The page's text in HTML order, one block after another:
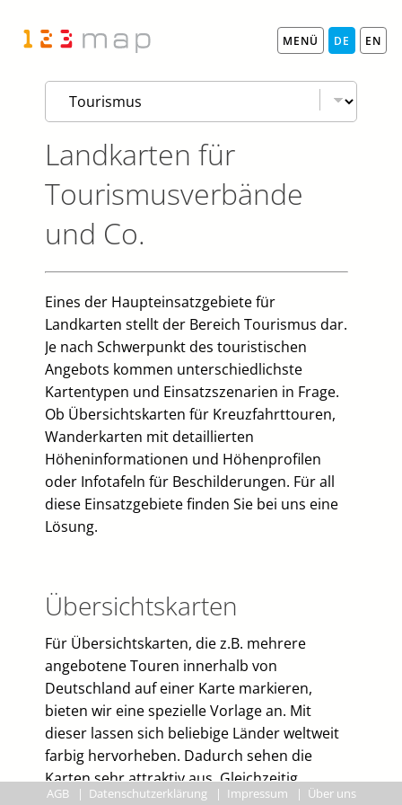
MENÜ DE EN
Landkarten für
Tourismusverbände
und Co.
Eines der Haupteinsatzgebiete für
Landkarten stellt der Bereich Tourismus dar.
Je nach Schwerpunkt des touristischen
Angebots kommen unterschiedlichste
Kartentypen und Einsatzszenarien in Frage.
Ob Übersichtskarten für Kreuzfahrttouren,
Wanderkarten mit detaillierten
Höheninformationen und Höhenprofilen
oder Infotafeln für Beschilderungen. Für all
diese Einsatzgebiete finden Sie bei uns eine
Lösung.
Übersichtskarten
Für Übersichtskarten, die z.B. mehrere
angebotene Touren innerhalb von
Deutschland auf einer Karte markieren,
bieten wir eine spezielle Vorlage an. Mit
dieser lassen sich beliebige Länder weltweit
farbig hervorheben. Dadurch sehen die
Karten sehr attraktiv aus. Gleichzeitig
vermindert es den Aufwand zur Gestaltung
AGB | Datenschutzerklärung | Impressum | Über uns